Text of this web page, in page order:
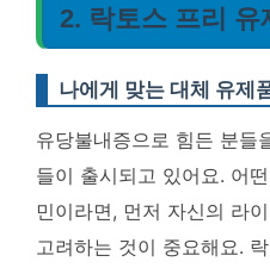
2. 락토스 프리
나에게 맞는 대체 유제
유당불내증으로 힘든 분들
들이 출시되고 있어요. 어
민이라면, 먼저 자신의 라
고려하는 것이 중요해요.